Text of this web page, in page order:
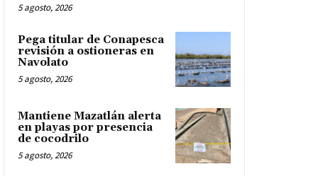
5 agosto, 2026
Pega titular de Conapesca
revisión a ostioneras en
Navolato
5 agosto, 2026
Mantiene Mazatlán alerta
en playas por presencia
de cocodrilo
5 agosto, 2026